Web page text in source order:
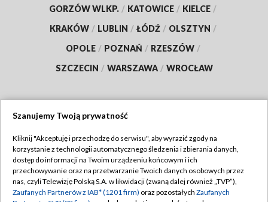
GORZÓW WLKP. / KATOWICE / KIELCE /
KRAKÓW / LUBLIN / ŁÓDŹ / OLSZTYN /
OPOLE / POZNAŃ / RZESZÓW /
SZCZECIN / WARSZAWA / WROCŁAW
TVP
Abonament TVP
Emisja w TVP
Regulamin TVP
Polityka prywatności
Szanujemy Twoją prywatność
Kliknij "Akceptuję i przechodzę do serwisu", aby wyrazić zgody na
korzystanie z technologii automatycznego śledzenia i zbierania danych,
dostęp do informacji na Twoim urządzeniu końcowym i ich
przechowywanie oraz na przetwarzanie Twoich danych osobowych przez
nas, czyli Telewizję Polską S.A. w likwidacji (zwaną dalej również „TVP”),
Zaufanych Partnerów z IAB* (1201 firm) oraz pozostałych Zaufanych